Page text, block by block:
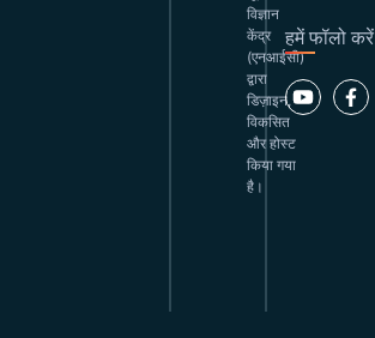
विज्ञान
केंद्र
(एनआईसी)
द्वारा
डिज़ाइन,
विकसित
और होस्ट
किया गया
है।
हमें फॉलो करें